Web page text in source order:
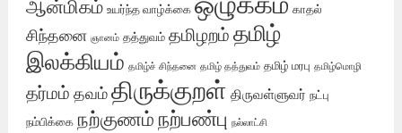
ஆன்மிகம் உயர்ந்த வாழ்க்கை காதல்
சிந்தனை ஞானம் தத்துவம் தமிழறம் தமிழ்
இலக்கியம் தமிழ்ச் சிந்தனை தமிழ் தத்துவம் தமிழ் மரபு தமிழ்மொழி
தர்மம் தவம்திருக்குறள் திருவள்ளுவர் நட்பு
நம்பிக்கை நற்குணம் நற்பண்பு நல்லாட்சி